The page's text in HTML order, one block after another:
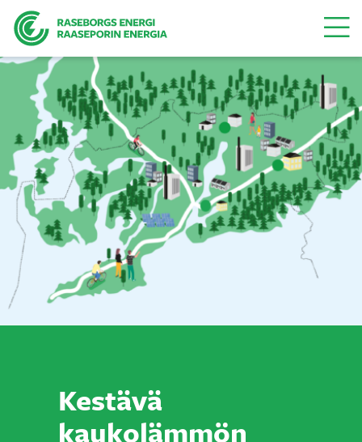
Kestävä
kaukolämmön